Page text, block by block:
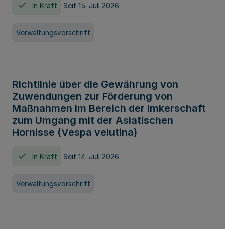
In Kraft Seit 15. Juli 2026
Verwaltungsvorschrift
Richtlinie über die Gewährung von
Zuwendungen zur Förderung von
Maßnahmen im Bereich der Imkerschaft
zum Umgang mit der Asiatischen
Hornisse (Vespa velutina)
In Kraft Seit 14. Juli 2026
Verwaltungsvorschrift